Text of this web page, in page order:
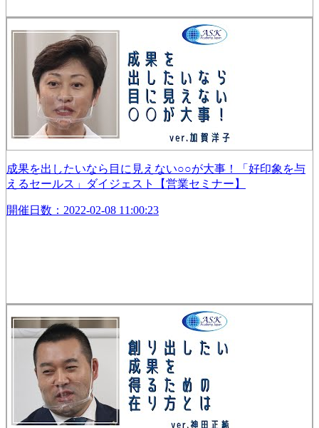
成果を出したいなら目に見えない○○が大事！「好印象を与
えるセールス」ダイジェスト【営業セミナー】
開催日数：2022-02-08 11:00:23